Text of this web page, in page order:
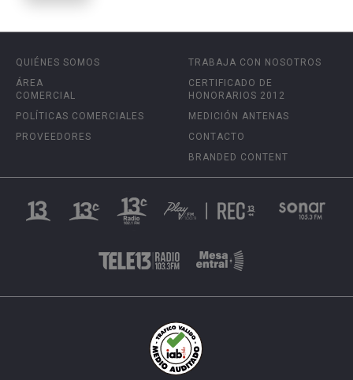
QUIÉNES SOMOS
ÁREA
COMERCIAL
POLÍTICAS COMERCIALES
PROVEEDORES
TRABAJA CON NOSOTROS
CERTIFICADO DE
HONORARIOS 2012
MEDICIÓN ANTENAS
CONTACTO
BRANDED CONTENT